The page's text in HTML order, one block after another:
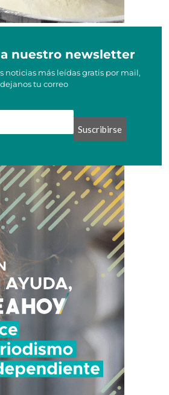
nuestro newsletter
noticias más leídas gratis por mail,
dejanos tu correo
Suscribirse